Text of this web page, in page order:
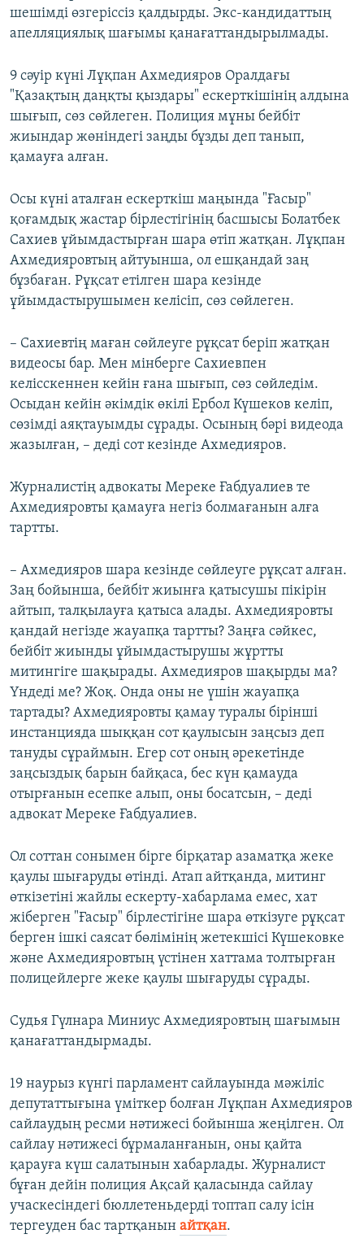
шешімді өзгеріссіз қалдырды. Экс-кандидаттың
апелляциялық шағымы қанағаттандырылмады.
9 сәуір күні Лұқпан Ахмедияров Оралдағы
"Қазақтың даңқты қыздары" ескерткішінің алдына
шығып, сөз сөйлеген. Полиция мұны бейбіт
жиындар жөніндегі заңды бұзды деп танып,
қамауға алған.
Осы күні аталған ескерткіш маңында "Ғасыр"
қоғамдық жастар бірлестігінің басшысы Болатбек
Сахиев ұйымдастырған шара өтіп жатқан. Лұқпан
Ахмедияровтың айтуынша, ол ешқандай заң
бұзбаған. Рұқсат етілген шара кезінде
ұйымдастырушымен келісіп, сөз сөйлеген.
– Сахиевтің маған сөйлеуге рұқсат беріп жатқан
видеосы бар. Мен мінберге Сахиевпен
келісскеннен кейін ғана шығып, сөз сөйледім.
Осыдан кейін әкімдік өкілі Ербол Күшеков келіп,
сөзімді аяқтауымды сұрады. Осының бәрі видеода
жазылған, – деді сот кезінде Ахмедияров.
Журналистің адвокаты Мереке Ғабдуалиев те
Ахмедияровты қамауға негіз болмағанын алға
тартты.
– Ахмедияров шара кезінде сөйлеуге рұқсат алған.
Заң бойынша, бейбіт жиынға қатысушы пікірін
айтып, талқылауға қатыса алады. Ахмедияровты
қандай негізде жауапқа тартты? Заңға сәйкес,
бейбіт жиынды ұйымдастырушы жұртты
митингіге шақырады. Ахмедияров шақырды ма?
Үндеді ме? Жоқ. Онда оны не үшін жауапқа
тартады? Ахмедияровты қамау туралы бірінші
инстанцияда шыққан сот қаулысын заңсыз деп
тануды сұраймын. Егер сот оның әрекетінде
заңсыздық барын байқаса, бес күн қамауда
отырғанын есепке алып, оны босатсын, – деді
адвокат Мереке Ғабдуалиев.
Ол соттан сонымен бірге бірқатар азаматқа жеке
қаулы шығаруды өтінді. Атап айтқанда, митинг
өткізетіні жайлы ескерту-хабарлама емес, хат
жіберген "Ғасыр" бірлестігіне шара өткізуге рұқсат
берген ішкі саясат бөлімінің жетекшісі Күшековке
және Ахмедияровтың үстінен хаттама толтырған
полицейлерге жеке қаулы шығаруды сұрады.
Судья Гүлнара Миниус Ахмедияровтың шағымын
қанағаттандырмады.
19 наурыз күнгі парламент сайлауында мәжіліс
депутаттығына үміткер болған Лұқпан Ахмедияров
сайлаудың ресми нәтижесі бойынша жеңілген. Ол
сайлау нәтижесі бұрмаланғанын, оны қайта
қарауға күш салатынын хабарлады. Журналист
бұған дейін полиция Ақсай қаласында сайлау
учаскесіндегі бюллетеньдерді топтап салу ісін
тергеуден бас тартқанын айтқан.